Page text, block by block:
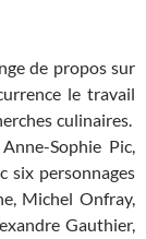
de propos sur
le travail
culinaires.
Sophie Pic,
six personnages
Michel Onfray,
Gauthier,